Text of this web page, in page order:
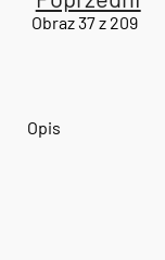
Obraz 37 z 209
Opis